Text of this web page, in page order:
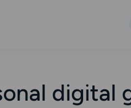
digital